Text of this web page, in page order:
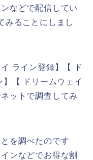
などで配信してい
みることにしまし
ライン登録】【 ド
【 ドリームウェイ
ットで調査してみ
を調べたのです
ンなどでお得な割